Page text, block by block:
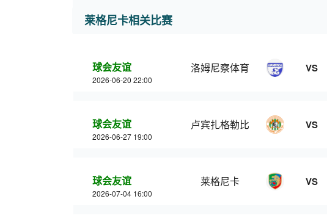
莱格尼卡相关比赛
球会友谊
2026-06-20 22:00
洛姆尼察体育 VS
球会友谊
2026-06-27 19:00
卢宾扎格勒比 VS
球会友谊
2026-07-04 16:00
莱格尼卡 VS